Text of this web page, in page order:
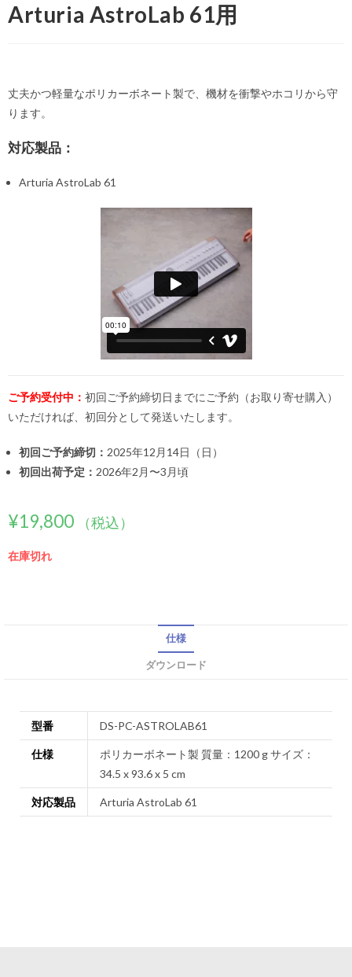
Arturia AstroLab 61用
丈夫かつ軽量なポリカーボネート製で、機材を衝撃やホコリから守
ります。
対応製品：
Arturia AstroLab 61
ご予約受付中： 初回ご予約締切日までにご予約（お取り寄せ購入）
いただければ、初回分として発送いたします。
初回ご予約締切： 2025年12月14日（日）
初回出荷予定： 2026年2月〜3月頃
¥19,800 （税込）
在庫切れ
仕様
ダウンロード
型番 DS-PC-ASTROLAB61
仕様
ポリカーボネート製 質量：1200 g サイズ：
34.5 x 93.6 x 5 cm
対応製品 Arturia AstroLab 61